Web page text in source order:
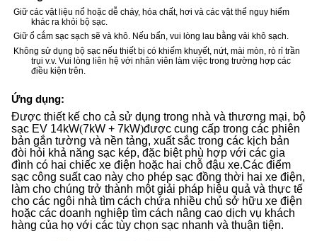
Giữ các vật liệu nổ hoặc dễ cháy, hóa chất, hơi và các vật thể nguy hiểm
khác ra khỏi bộ sạc.
Giữ ổ cắm sạc sạch sẽ và khô. Nếu bẩn, vui lòng lau bằng vải khô sạch.
Không sử dụng bộ sạc nếu thiết bị có khiếm khuyết, nứt, mài mòn, rò rỉ trần
trụi v.v. Vui lòng liên hệ với nhân viên làm việc trong trường hợp các
điều kiện trên.
Ứng dụng:
Được thiết kế cho cả sử dụng trong nhà và thương mại, bộ
sạc EV 14kW(7kW + 7kW)được cung cấp trong các phiên
bản gắn tường và nền tảng, xuất sắc trong các kịch bản
đòi hỏi khả năng sạc kép, đặc biệt phù hợp với các gia
đình có hai chiếc xe điện hoặc hai chỗ đậu xe.Các điểm
sạc công suất cao này cho phép sạc đồng thời hai xe điện,
làm cho chúng trở thành một giải pháp hiệu quả và thực tế
cho các ngôi nhà tìm cách chứa nhiều chủ sở hữu xe điện
hoặc các doanh nghiệp tìm cách nâng cao dịch vụ khách
hàng của họ với các tùy chọn sạc nhanh và thuận tiện.